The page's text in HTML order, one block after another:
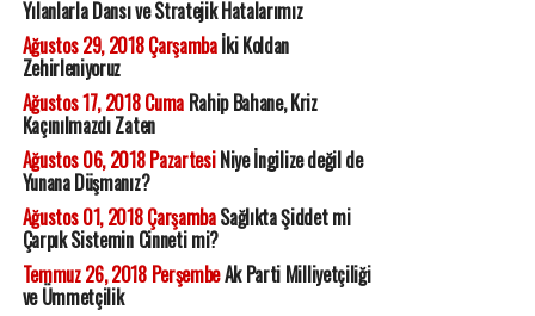
Yılanlarla Dansı ve Stratejik Hatalarımız
Ağustos 29, 2018 Çarşambaİki Koldan
Zehirleniyoruz
Ağustos 17, 2018 CumaRahip Bahane, Kriz
Kaçınılmazdı Zaten
Ağustos 06, 2018 PazartesiNiye İngilize değil de
Yunana Düşmanız?
Ağustos 01, 2018 ÇarşambaSağlıkta Şiddet mi
Çarpık Sistemin Cinneti mi?
Temmuz 26, 2018 PerşembeAk Parti Milliyetçiliği
ve Ümmetçilik